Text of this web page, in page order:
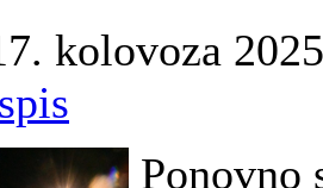
kolovoza
Ponovno